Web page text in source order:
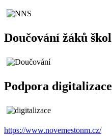
Doučování žáků škol
Podpora digitalizace
https://www.novemestonm.cz/